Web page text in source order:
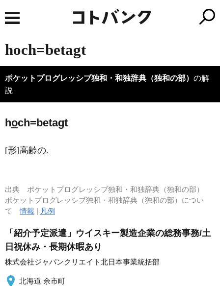
hoch=betagt
ポケットプログレッシブ独和・和独辞典（独和の部） の解
説
hoch=betagt
[形]高齢の.
出典 ポケットプログレッシブ独和・和独辞典（独和の部）
ポケットプログレッシブ独和・和独辞典（独和の部）につい
て情報 | 凡例
「紹介予定派遣」ウイスキー製造企業の総務事務/土
日祝休み・長期休暇あり
株式会社ジャパンクリエイト北日本事業統括部
北海道 余市町